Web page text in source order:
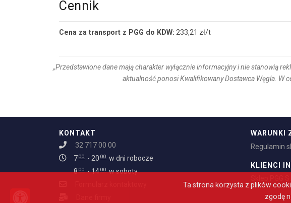
Cennik
Cena za transport z PGG do KDW: 233,21 zł/t
„Przedstawione dane mają charakter wyłącznie informacyjny i nie stanowią
aktualność ponosi Kwalifikowany Dostawca Węgla. W
KONTAKT
32 717 00 00 Godziny otwarcia infolinii: Od 7:00 do 20:00 w dni
700 - 20 00 w dni robocze
800 - 1400 w soboty
WARUNKI
Regulamin
KLIENCI
Ta strona korzysta z plików
zgodę